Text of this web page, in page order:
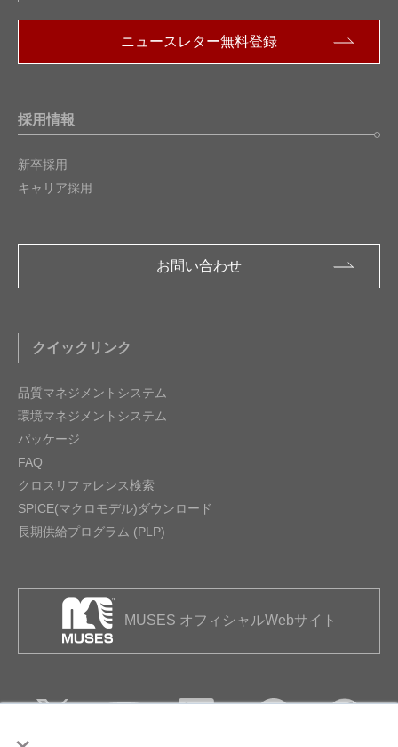
AC/DCコンバータ用
オーディオ & ビデオ IC
光半導体デバイス
モータIC
ニュースレター無料登録
採用情報
新卒採用
キャリア採用
お問い合わせ
クイックリンク
品質マネジメントシステム
環境マネジメントシステム
パッケージ
FAQ
クロスリファレンス検索
SPICE(マクロモデル)ダウンロード
長期供給プログラム (PLP)
MUSES オフィシャルWebサイト